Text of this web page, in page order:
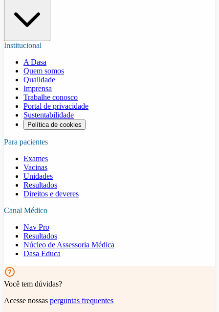
Institucional
A Dasa
Quem somos
Qualidade
Imprensa
Trabalhe conosco
Portal de privacidade
Sustentabilidade
Política de cookies
Para pacientes
Exames
Vacinas
Unidades
Resultados
Direitos e deveres
Canal Médico
Nav Pro
Resultados
Núcleo de Assessoria Médica
Dasa Educa
Você tem dúvidas?
Acesse nossas perguntas frequentes